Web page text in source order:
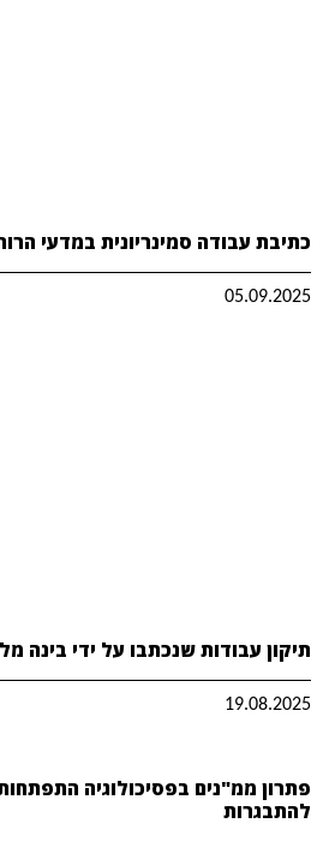
כתיבת עבודה סמינריונית במדעי
05.09.2025
תיקון עבודות שנכתבו על ידי בינה
19.08.2025
פתרון ממ"נים בפסיכולוגיה
להתבגרות